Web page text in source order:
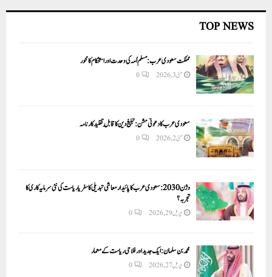
TOP NEWS
مملکت سعودی عرب: مسلم اُمہ کی وحدت اور استحکام کا محور
مئی 3, 2026 0
سعودی عرب کا دعوتی مشن: تبلیغ دین کا قابلِ تقلید کارنامہ
مئی 2, 2026 0
وژن 2030:سعودی عرب کا پائیدار معاشی تبدیلی کا سفر یا ریاست کی نئی سرمایہ کاری کا
تجربہ؟
اپریل 29, 2026 0
محمد بن سلمان: ایک جدید اور فلاحی ریاست کے معمار
اپریل 27, 2026 0